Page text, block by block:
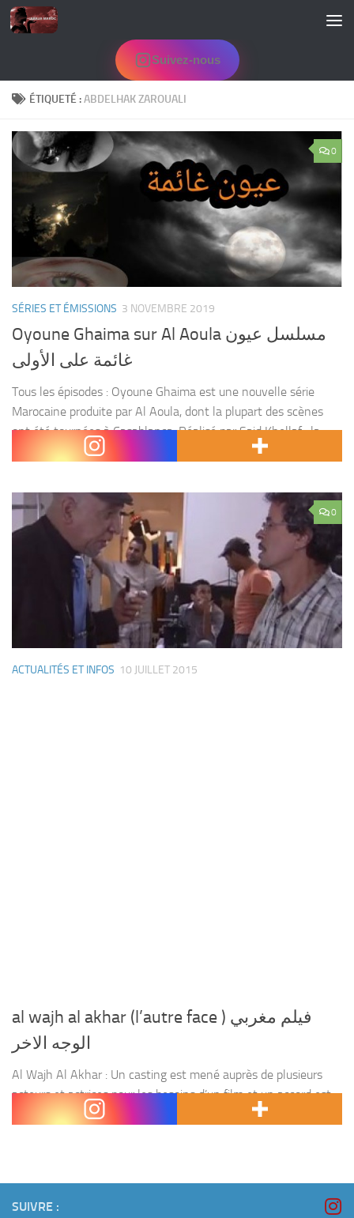
Skip to content
Suivez-nous
ÉTIQUETÉ :ABDELHAK ZAROUALI
0
SÉRIES ET ÉMISSIONS 3 NOVEMBRE 2019
Oyoune Ghaima sur Al Aoula مسلسل عيون
غائمة على الأولى
Tous les épisodes : Oyoune Ghaima est une nouvelle série
Marocaine produite par Al Aoula, dont la plupart des scènes
ont été tournées à Casablanca. Réalisé par Said Khellaf , la
série traite la...
0
ACTUALITÉS ET INFOS 10 JUILLET 2015
al wajh al akhar (l’autre face ) فيلم مغربي
الوجه الاخر
Al Wajh Al Akhar : Un casting est mené auprès de plusieurs
acteurs et actrices pour les besoins d’un film et un accord est
conclu avec Othmane pour utiliser sa villa comme décor de...
SUIVRE :